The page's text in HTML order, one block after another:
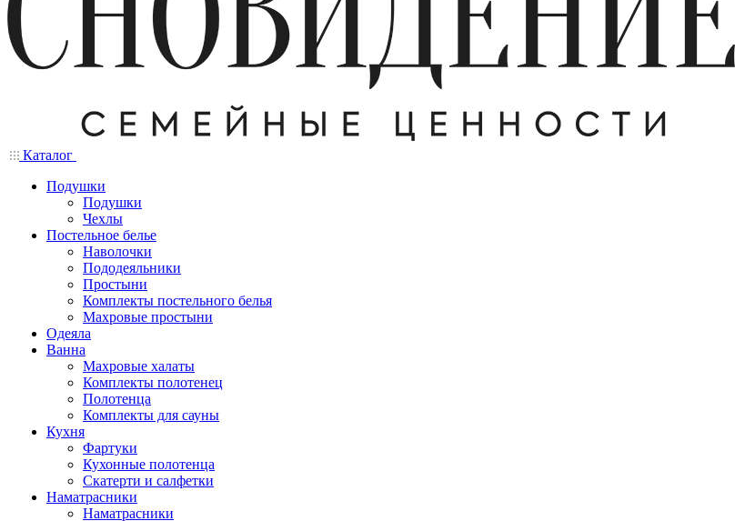
Каталог
Подушки
Подушки
Чехлы
Постельное белье
Наволочки
Пододеяльники
Простыни
Комплекты постельного белья
Махровые простыни
Одеяла
Ванна
Махровые халаты
Комплекты полотенец
Полотенца
Комплекты для сауны
Кухня
Фартуки
Кухонные полотенца
Скатерти и салфетки
Наматрасники
Наматрасники